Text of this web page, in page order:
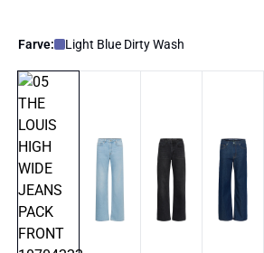
Farve: Light Blue Dirty Wash